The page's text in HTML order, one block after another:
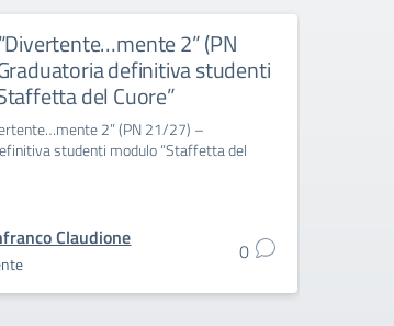
2” (PN
definitiva studenti
del Cuore”
2” (PN 21/27) –
studenti modulo “Staffetta del
Claudione
0